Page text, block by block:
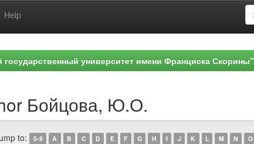
Help
университет имени Франциска Скорины"
Бойцова, Ю.О.
to: 0-9 A B C D E F G H I J K L M N O